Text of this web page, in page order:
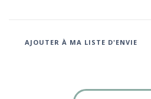
AJOUTER À MA LISTE D'ENVIE